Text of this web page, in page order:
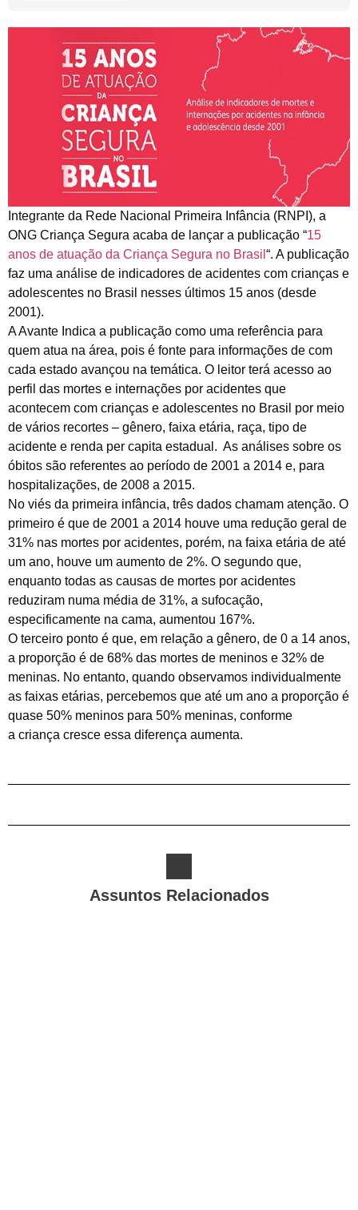
Integrante da Rede Nacional Primeira Infância (RNPI), a
ONG Criança Segura acaba de lançar a publicação “15
anos de atuação da Criança Segura no Brasil “. A publicação
faz uma análise de indicadores de acidentes com crianças e
adolescentes no Brasil nesses últimos 15 anos (desde
2001).
A Avante Indica a publicação como uma referência para
quem atua na área, pois é fonte para informações de com
cada estado avançou na temática. O leitor terá acesso ao
perfil das mortes e internações por acidentes que
acontecem com crianças e adolescentes no Brasil por meio
de vários recortes – gênero, faixa etária, raça, tipo de
acidente e renda per capita estadual. As análises sobre os
óbitos são referentes ao período de 2001 a 2014 e, para
hospitalizações, de 2008 a 2015.
No viés da primeira infância, três dados chamam atenção. O
primeiro é que de 2001 a 2014 houve uma redução geral de
31% nas mortes por acidentes, porém, na faixa etária de até
um ano, houve um aumento de 2%. O segundo que,
enquanto todas as causas de mortes por acidentes
reduziram numa média de 31%, a sufocação,
especificamente na cama, aumentou 167%.
O terceiro ponto é que, em relação a gênero, de 0 a 14 anos,
a proporção é de 68% das mortes de meninos e 32% de
meninas. No entanto, quando observamos individualmente
as faixas etárias, percebemos que até um ano a proporção é
quase 50% meninos para 50% meninas, conforme
a criança cresce essa diferença aumenta.
Assuntos Relacionados